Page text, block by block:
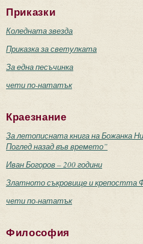
Приказки
Коледната звезда
Приказка за светулката
За една песъчинка
чети по-нататък
Краезнание
За летописната книга на Божанка
Поглед назад във времето”
Иван Богоров – 200 години
Златното съкровище и крепостта
чети по-нататък
Философия